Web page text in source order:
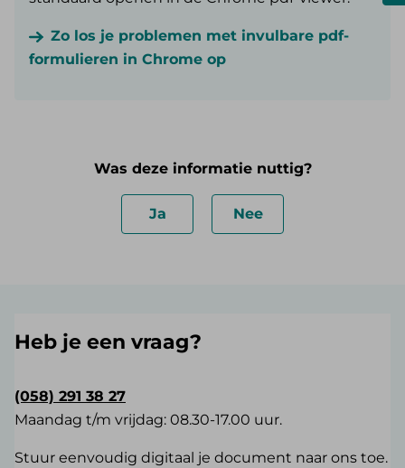
Zo los je problemen met invulbare pdf-
formulieren in Chrome op
Was deze informatie nuttig?
Ja Nee
Heb je een vraag?
(058) 291 38 27
Maandag t/m vrijdag: 08.30-17.00 uur.
Stuur eenvoudig digitaal je document naar ons toe.